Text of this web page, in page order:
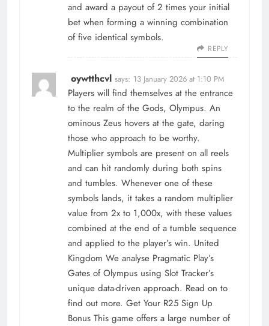
and award a payout of 2 times your initial
bet when forming a winning combination
of five identical symbols.
REPLY
oywtthcvl says: 13 January 2026 at 1:10 PM
Players will find themselves at the entrance
to the realm of the Gods, Olympus. An
ominous Zeus hovers at the gate, daring
those who approach to be worthy.
Multiplier symbols are present on all reels
and can hit randomly during both spins
and tumbles. Whenever one of these
symbols lands, it takes a random multiplier
value from 2x to 1,000x, with these values
combined at the end of a tumble sequence
and applied to the player’s win. United
Kingdom We analyse Pragmatic Play’s
Gates of Olympus using Slot Tracker’s
unique data-driven approach. Read on to
find out more. Get Your R25 Sign Up
Bonus This game offers a large number of